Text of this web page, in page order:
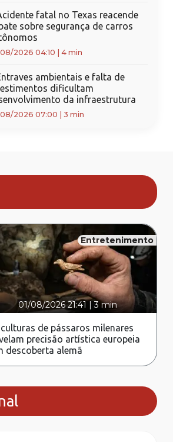
fatal no Texas reacende
sobre segurança de carros
2026 04:10 4 min
ambientais e falta de
dificultam
da infraestrutura
2026 07:00 3 min
Entretenimento
01/08/2026 21:41 |3 min
de pássaros milenares
precisão artística europeia
descoberta alemã